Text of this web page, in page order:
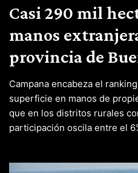
Casi 290 mil
manos
provincia de
Campana encabeza el
superficie en manos de
que en los distritos rurales
participación oscila entre el